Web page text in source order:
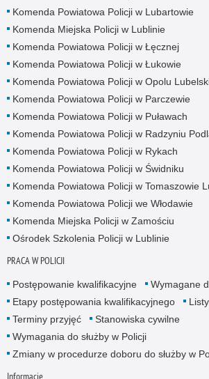
Komenda Powiatowa Policji w Lubartowie
Komenda Miejska Policji w Lublinie
Komenda Powiatowa Policji w Łęcznej
Komenda Powiatowa Policji w Łukowie
Komenda Powiatowa Policji w Opolu
Komenda Powiatowa Policji w Parczewie
Komenda Powiatowa Policji w Puławach
Komenda Powiatowa Policji w Radzyniu
Komenda Powiatowa Policji w Rykach
Komenda Powiatowa Policji w Świdniku
Komenda Powiatowa Policji w Tomaszowie
Komenda Powiatowa Policji we Włodawie
Komenda Miejska Policji w Zamościu
Ośrodek Szkolenia Policji w Lublinie
PRACA W POLICJI
Postępowanie kwalifikacyjne
Wymagane
Etapy postępowania kwalifikacyjnego
Terminy przyjęć
Stanowiska cywilne
Wymagania do służby w Policji
Zmiany w procedurze doboru do służby w
Informacje